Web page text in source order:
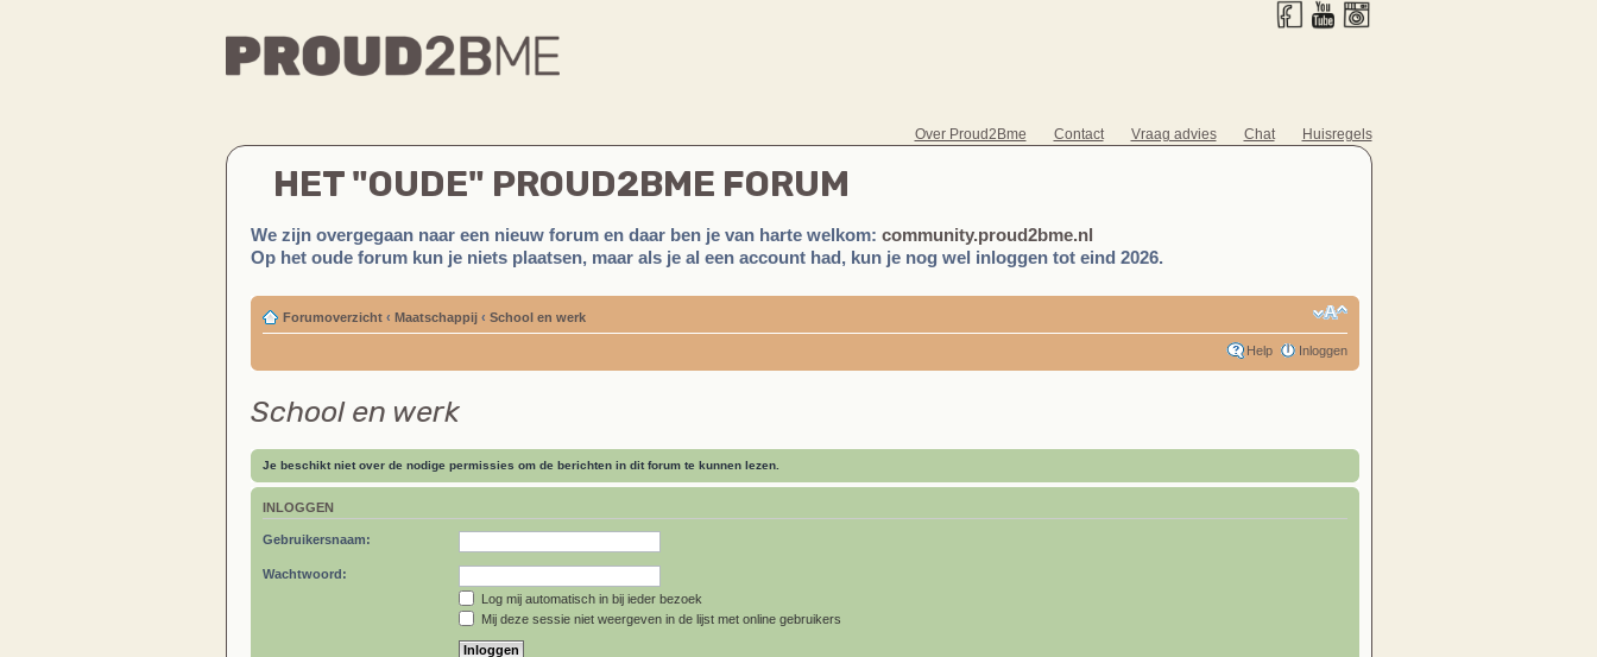
Over Proud2Bme Contact Vraag advies Chat Huisregels
HET "OUDE" PROUD2BME FORUM
We zijn overgegaan naar een nieuw forum en daar ben je van harte welkom: community.proud2bme.nl
Op het oude forum kun je niets plaatsen, maar als je al een account had, kun je nog wel inloggen tot eind 2026.
Forumoverzicht ‹ Maatschappij ‹ School en werk
Help Inloggen
School en werk
Je beschikt niet over de nodige permissies om de berichten in dit forum te kunnen lezen.
INLOGGEN
Gebruikersnaam:
Wachtwoord:
Log mij automatisch in bij ieder bezoek
Mij deze sessie niet weergeven in de lijst met online gebruikers